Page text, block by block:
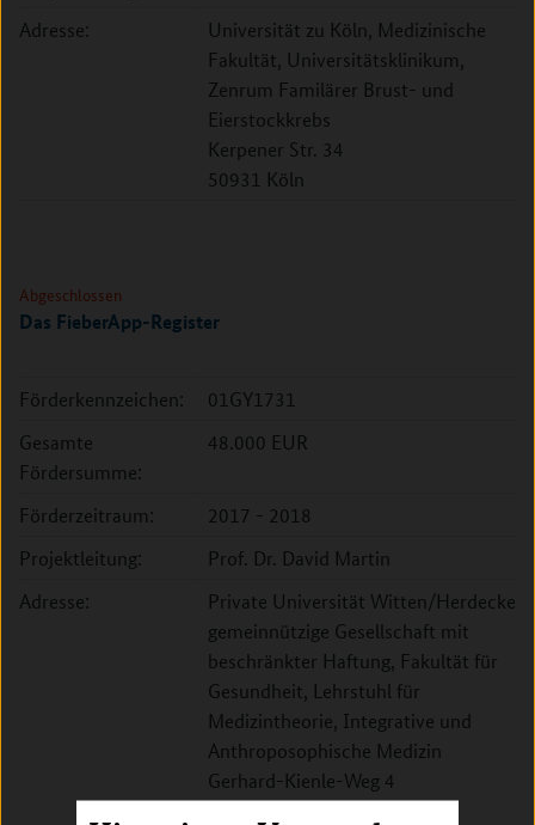
Adresse:
Universität zu Köln, Medizinische
Fakultät, Universitätsklinikum,
Zenrum Familärer Brust- und
Eierstockkrebs
Kerpener Str. 34
50931 Köln
Abgeschlossen
Das FieberApp-Register
Förderkennzeichen:
01GY1731
Gesamte
Fördersumme:
48.000 EUR
Förderzeitraum:
2017 - 2018
Projektleitung:
Prof. Dr. David Martin
Adresse:
Private Universität Witten/Herdecke
gemeinnützige Gesellschaft mit
beschränkter Haftung, Fakultät für
Gesundheit, Lehrstuhl für
Medizintheorie, Integrative und
Anthroposophische Medizin
Gerhard-Kienle-Weg 4